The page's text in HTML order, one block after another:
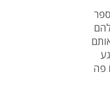
להם
פה